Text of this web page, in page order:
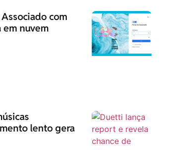
com
nuvem
lento gera